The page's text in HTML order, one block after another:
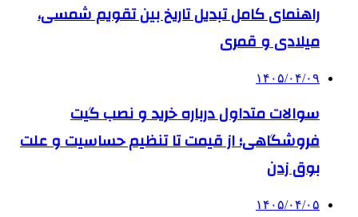
راهنمای کامل تبدیل تاریخ بین تقویم شمسی،
میلادی و قمری
۱۴۰۵/۰۴/۰۹
سوالات متداول درباره خرید و نصب گیت
فروشگاهی؛ از قیمت تا تنظیم حساسیت و علت
بوق زدن
۱۴۰۵/۰۴/۰۵